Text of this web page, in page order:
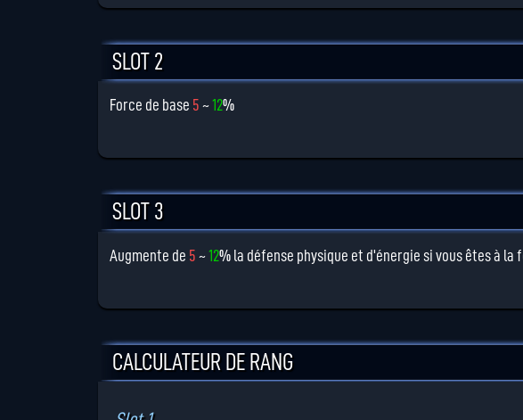
SLOT 2
Force de base 5 ~12%
SLOT 3
Augmente de 5 ~12% la défense physique et d'énergie si vous êtes à la
CALCULATEUR DE RANG